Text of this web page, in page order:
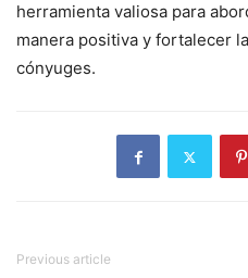
herramienta valiosa para
manera positiva y fortalecer
cónyuges.
Previous article